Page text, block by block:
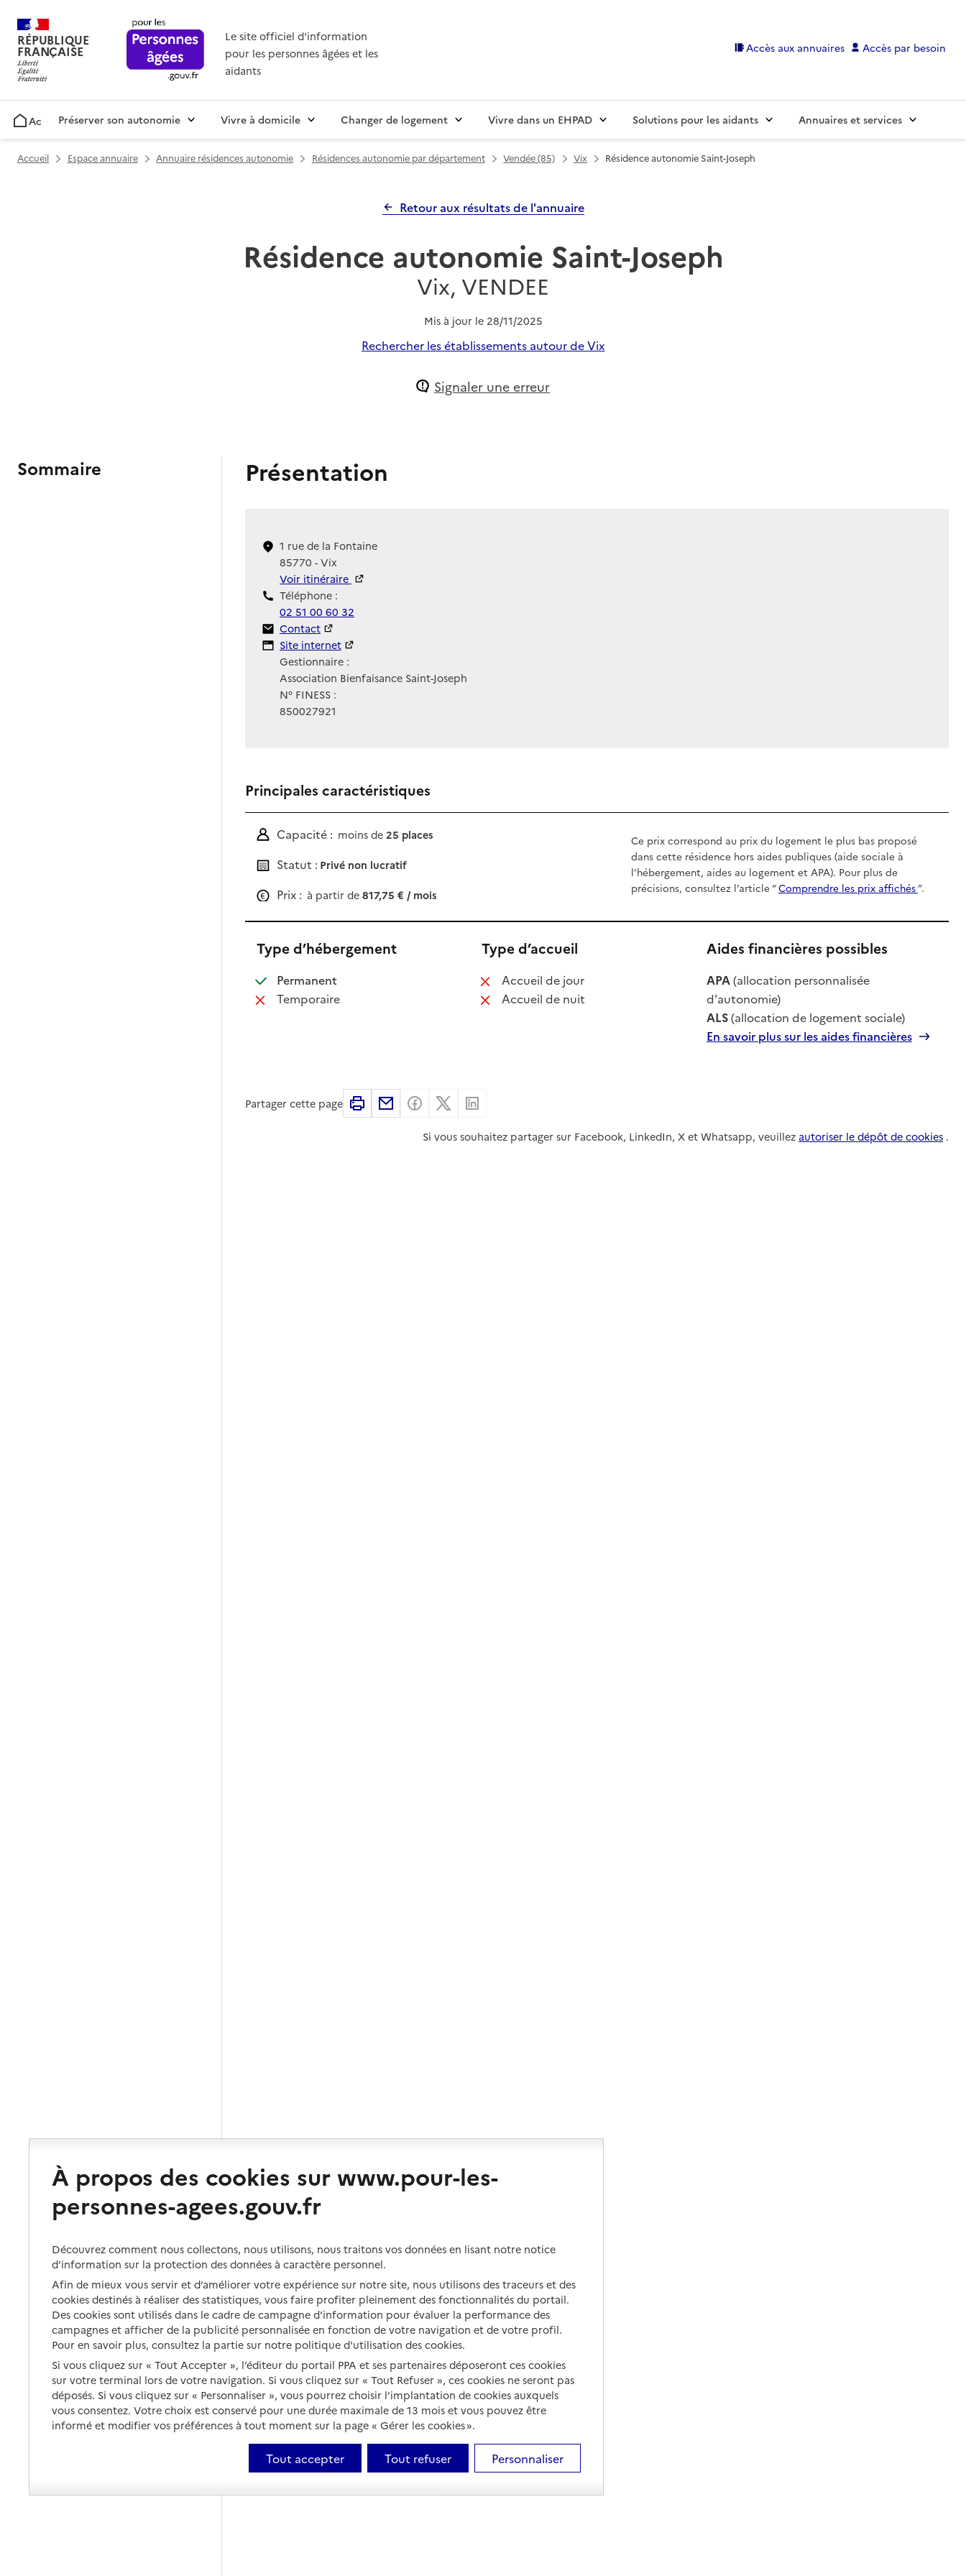
RÉPUBLIQUE
FRANÇAISE
Le site officiel d'information
pour les personnes âgées et les
aidants
Accès aux annuaires Accès par besoin
AccueilPréserver son autonomie Vivre à domicile Changer de logement Vivre dans un EHPAD Solutions pour les aidants Annuaires et services
Accueil Espace annuaire Annuaire résidences autonomie Résidences autonomie par département Vendée (85) Vix Résidence autonomie Saint-Joseph
Retour aux résultats de l'annuaire
Résidence autonomie Saint-Joseph
Vix, VENDEE
Mis à jour le 28/11/2025
Rechercher les établissements autour de Vix
Signaler une erreur
Sommaire Présentation
1 rue de la Fontaine
85770 - Vix
Voir itinéraire
Téléphone :
02 51 00 60 32
Contact
Contact
Site Internet
Site internet
Gestionnaire :
Association Bienfaisance Saint-Joseph
N° FINESS :
850027921
Principales caractéristiques
Capacité : moins de 25 places
Statut : Privé non lucratif
Prix : à partir de 817,75 € / mois
Ce prix correspond au prix du logement le plus bas proposé
dans cette résidence hors aides publiques (aide sociale à
l’hébergement, aides au logement et APA). Pour plus de
précisions, consultez l’article “Comprendre les prix affichés”.
Type d’hébergement
Permanent: disponible
Temporaire: non disponible
Type d’accueil
Accueil de jour: non disponible
Accueil de nuit: non disponible
Aides financières possibles
APA(allocation personnalisée
d'autonomie)
ALS(allocation de logement sociale)
En savoir plus sur les aides financières
Partager cette page ImprimerPartager par email
Partager sur Facebook
Partager sur X
Si vous souhaitez partager sur Facebook, LinkedIn, X et Whatsapp, veuillez autoriser le dépôt de cookies .
À propos des cookies sur www.pour-les-
personnes-agees.gouv.fr
Découvrez comment nous collectons, nous utilisons, nous traitons vos données en lisant notre notice
d’information sur la protection des données à caractère personnel.
Afin de mieux vous servir et d’améliorer votre expérience sur notre site, nous utilisons des traceurs et des
cookies destinés à réaliser des statistiques, vous faire profiter pleinement des fonctionnalités du portail.
Des cookies sont utilisés dans le cadre de campagne d’information pour évaluer la performance des
campagnes et afficher de la publicité personnalisée en fonction de votre navigation et de votre profil.
Pour en savoir plus, consultez la partie sur notre politique d'utilisation des cookies.
Si vous cliquez sur « Tout Accepter », l’éditeur du portail PPA et ses partenaires déposeront ces cookies
sur votre terminal lors de votre navigation. Si vous cliquez sur « Tout Refuser », ces cookies ne seront pas
déposés. Si vous cliquez sur « Personnaliser », vous pourrez choisir l’implantation de cookies auxquels
vous consentez. Votre choix est conservé pour une durée maximale de 13 mois et vous pouvez être
informé et modifier vos préférences à tout moment sur la page « Gérer les cookies ».
Tout accepter Tout refuser Personnaliser